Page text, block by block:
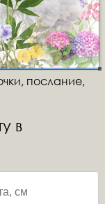
послание,
в